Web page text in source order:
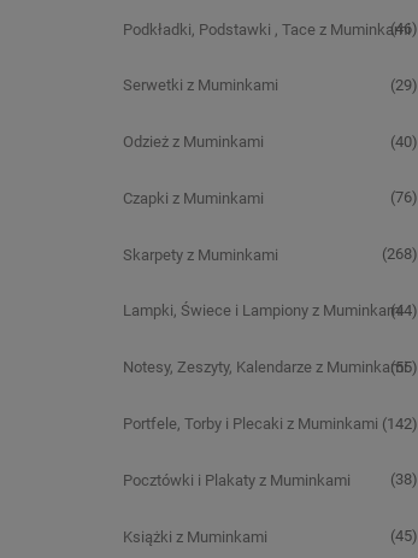
Podkładki, Podstawki , Tace z Muminkami
(46)
Serwetki z Muminkami (29)
Odzież z Muminkami (40)
Czapki z Muminkami (76)
Skarpety z Muminkami (268)
Lampki, Świece i Lampiony z Muminkami(44)
Notesy, Zeszyty, Kalendarze z Muminkami(55)
Portfele, Torby i Plecaki z Muminkami (142)
Pocztówki i Plakaty z Muminkami (38)
Książki z Muminkami (45)